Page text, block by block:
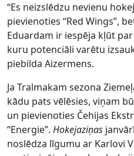
“Es neizslēdzu nevienu
pievienoties “Red Wings”,
Eduardam ir iespēja kļūt
kuru potenciāli varētu
piebilda Aizermens.
Ja Tralmakam sezona
kādu pats vēlēsies, viņam
un pievienoties Čehijas
“Energie”. Hokejaziņas
noslēdza līgumu ar Karlovi